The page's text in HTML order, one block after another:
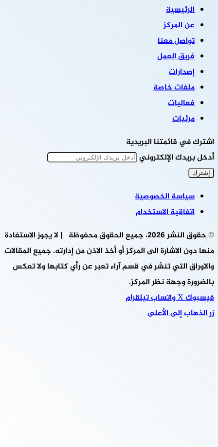
الرئيسية
عن المركز
تواصل معنا
فريق العمل
إصدارات
ملفات خاصة
فعاليات
مرئيات
اشترك في قائمتنا البريدية
أدخل بريدك الإلكتروني
سياسة الخصوصية
اتفاقية الاستخدام
© حقوق النشر 2026، جميع الحقوق محفوظة | لا يجوز الاستفادة
منها دون الاشارة الى المركز أو أخذ الاذن من إدارته. جميع المقالات
والاوراق التي تنشر في قسم آراء تعبر عن رأي كتابها ولا تعكس
بالضرورة وجهة نظر المركز.
فيسبوك‫Xواتسابتيلقرام
زر الذهاب إلى الأعلى